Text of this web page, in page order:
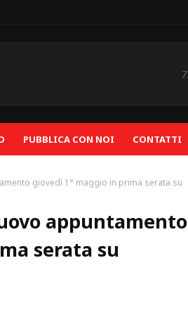
PUBBLICA CON NOI CONTATTI
giovedì 1° maggio in prima serata su
appuntamento
serata su